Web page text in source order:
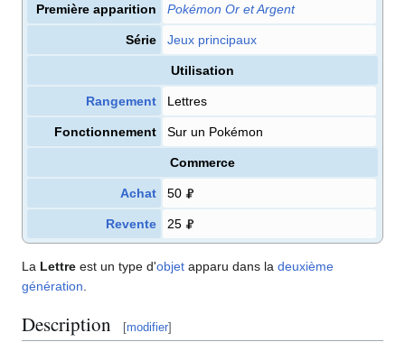
Première apparition Pokémon Or et Argent
Série Jeux principaux
Utilisation
Rangement Lettres
Fonctionnement Sur un Pokémon
Commerce
Achat 50
Revente 25
La Lettre est un type d'objet apparu dans la deuxième
génération
Description [modifier]